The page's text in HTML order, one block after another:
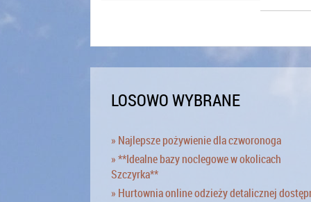
LOSOWO WYBRANE
» Najlepsze pożywienie dla czworonoga
» **Idealne bazy noclegowe w okolicach
Szczyrka**
» Hurtownia online odzieży detalicznej